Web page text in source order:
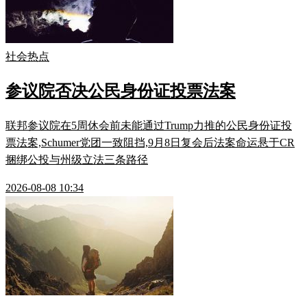
社会热点
参议院否决公民身份证投票法案
联邦参议院在5周休会前未能通过Trump力推的公民身份证投
票法案,Schumer党团一致阻挡,9月8日复会后法案命运悬于CR
捆绑公投与州级立法三条路径
2026-08-08 10:34